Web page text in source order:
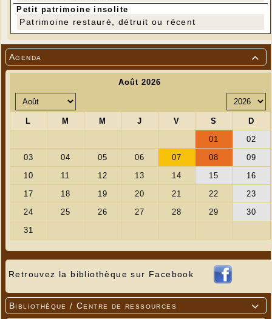

Agenda
Retrouvez la bibliothèque sur Facebook

Bibliothèque / Centre de ressources
Petit patrimoine insolite
Patrimoine restauré, détruit ou récent